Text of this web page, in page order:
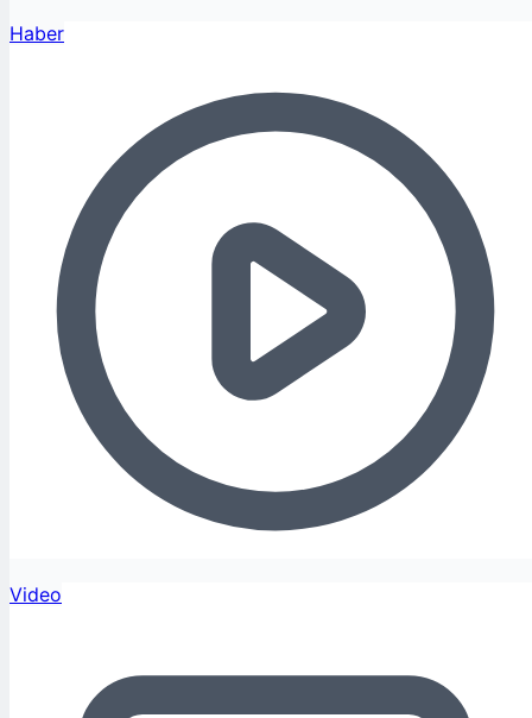
Haber
Video